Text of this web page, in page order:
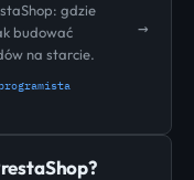
gdzie
budować
na starcie.
→